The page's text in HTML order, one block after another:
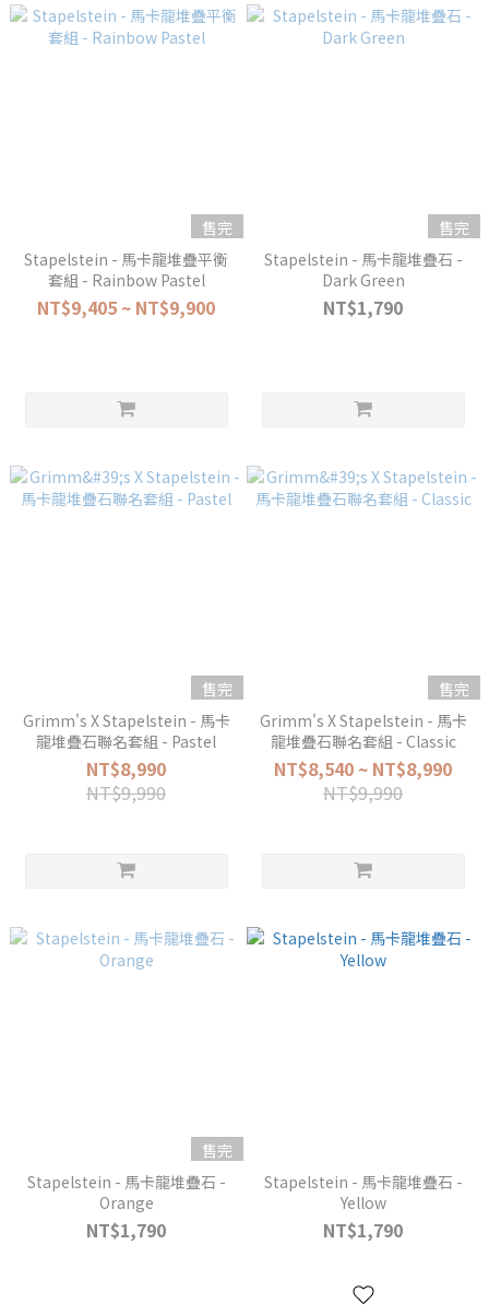
售完
Stapelstein - 馬卡龍堆疊平衡
套組 - Rainbow Pastel
NT$9,405 ~ NT$9,900
售完
Stapelstein - 馬卡龍堆疊石 -
Dark Green
NT$1,790
售完
Grimm's X Stapelstein - 馬卡
龍堆疊石聯名套組 - Pastel
NT$8,990
NT$9,990
售完
Grimm's X Stapelstein - 馬卡
龍堆疊石聯名套組 - Classic
NT$8,540 ~ NT$8,990
NT$9,990
售完
Stapelstein - 馬卡龍堆疊石 -
Orange
NT$1,790
Stapelstein - 馬卡龍堆疊石 -
Yellow
NT$1,790